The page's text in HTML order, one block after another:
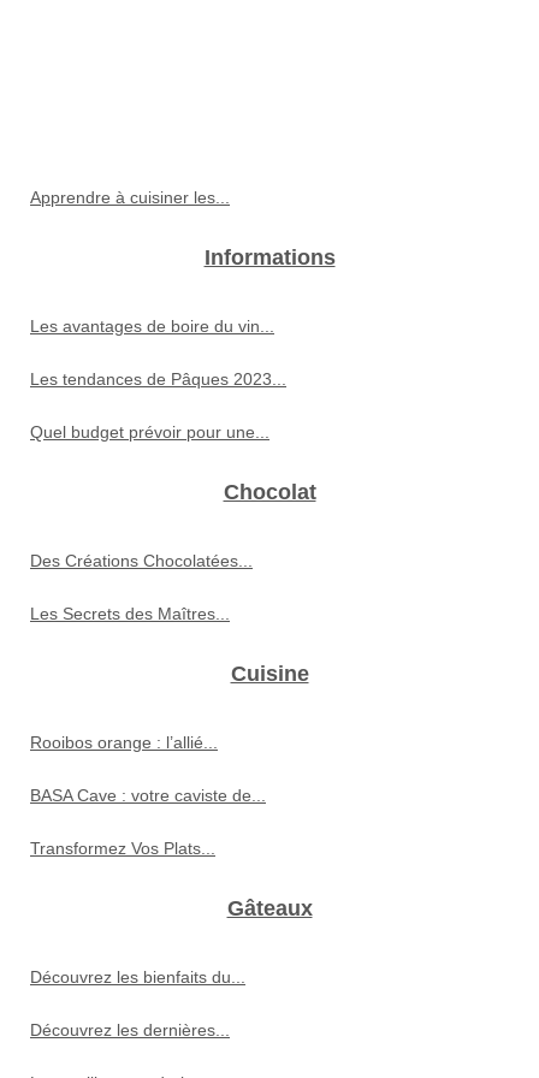
Apprendre à cuisiner les...
Informations
Les avantages de boire du vin...
Les tendances de Pâques 2023...
Quel budget prévoir pour une...
Chocolat
Des Créations Chocolatées...
Les Secrets des Maîtres...
Cuisine
Rooibos orange : l’allié...
BASA Cave : votre caviste de...
Transformez Vos Plats...
Gâteaux
Découvrez les bienfaits du...
Découvrez les dernières...